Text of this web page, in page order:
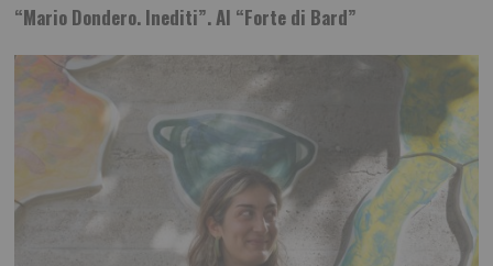
“Mario Dondero. Inediti”. Al “Forte di Bard”